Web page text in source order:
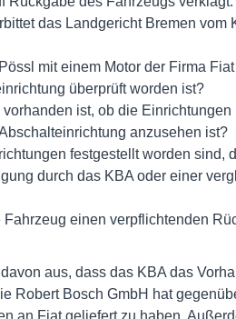
das Landgericht Bremen vom
mit einem Motor der Firma
überprüft worden ist?
ist, ob die Einrichtungen
anzusehen ist?
festgestellt worden sind,
durch das KBA oder einer
einen verpflichtenden
aus, dass das KBA das
Robert Bosch GmbH hat
an Fiat geliefert zu haben.